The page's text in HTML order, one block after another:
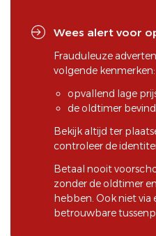
Wees alert voor
Frauduleuze
volgende kenmerken:
opvallend lage
de oldtimer
Bekijk altijd ter
controleer de
Betaal nooit
zonder de oldtimer
hebben. Ook niet via
betrouwbare